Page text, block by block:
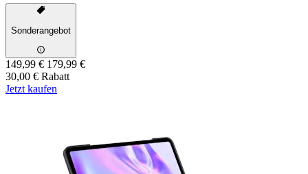
Sonderangebot
149,99 € 179,99 €
30,00 € Rabatt
Jetzt kaufen